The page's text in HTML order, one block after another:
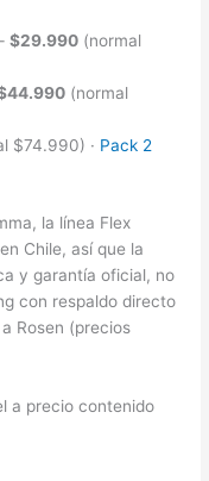
$29.990 (normal
(normal
$74.990) · Pack 2
la línea Flex
Chile, así que la
y garantía oficial, no
con respaldo directo
Rosen (precios
a precio contenido